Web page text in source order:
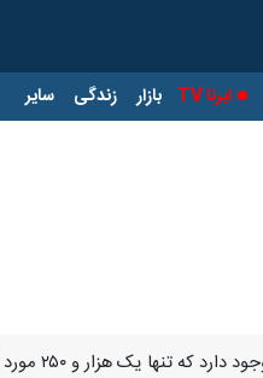
ایرنا TV بازار زندگی سایر